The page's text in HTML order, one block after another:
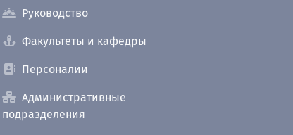
Руководство
Факультеты и кафедры
Персоналии
Административные
подразделения